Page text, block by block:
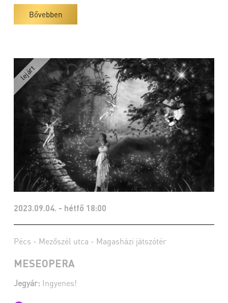
Bővebben
2023.09.04. - hétfő 18:00
Pécs - Mezőszél utca - Magasházi játszótér
MESEOPERA
Jegyár: Ingyenes!